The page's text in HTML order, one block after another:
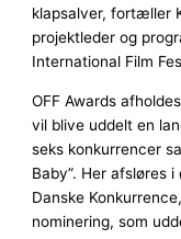
klapsalver, fortæller
projektleder og
International Film
OFF Awards
vil blive uddelt en
seks konkurrencer
Baby”. Her afsløres
Danske
nominering, som